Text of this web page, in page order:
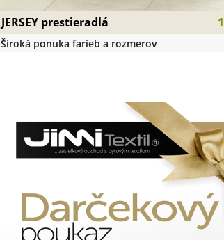
JERSEY prestieradlá
Široká ponuka farieb a rozmerov